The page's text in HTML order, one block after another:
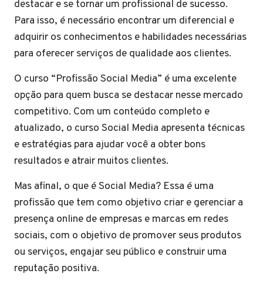
destacar e se tornar um profissional de sucesso.
Para isso, é necessário encontrar um diferencial e
adquirir os conhecimentos e habilidades necessárias
para oferecer serviços de qualidade aos clientes.
O curso “Profissão Social Media” é uma excelente
opção para quem busca se destacar nesse mercado
competitivo. Com um conteúdo completo e
atualizado, o curso Social Media apresenta técnicas
e estratégias para ajudar você a obter bons
resultados e atrair muitos clientes.
Mas afinal, o que é Social Media? Essa é uma
profissão que tem como objetivo criar e gerenciar a
presença online de empresas e marcas em redes
sociais, com o objetivo de promover seus produtos
ou serviços, engajar seu público e construir uma
reputação positiva.